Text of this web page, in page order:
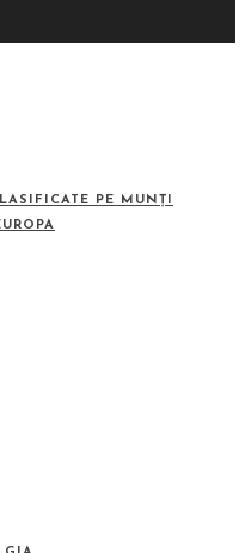
PE MUNȚI